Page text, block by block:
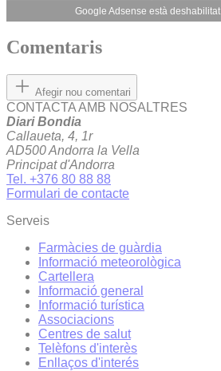
Google Adsense està deshabilitat.
Comentaris
Afegir nou comentari
CONTACTA AMB NOSALTRES
Diari Bondia
Callaueta, 4, 1r
AD500 Andorra la Vella
Principat d'Andorra
Tel. +376 80 88 88
Formulari de contacte
Serveis
Farmàcies de guàrdia
Informació meteorològica
Cartellera
Informació general
Informació turística
Associacions
Centres de salut
Telèfons d'interès
Enllaços d'interés